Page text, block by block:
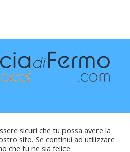
sicuri che tu possa avere la
sito. Se continui ad utilizzare
che tu ne sia felice.